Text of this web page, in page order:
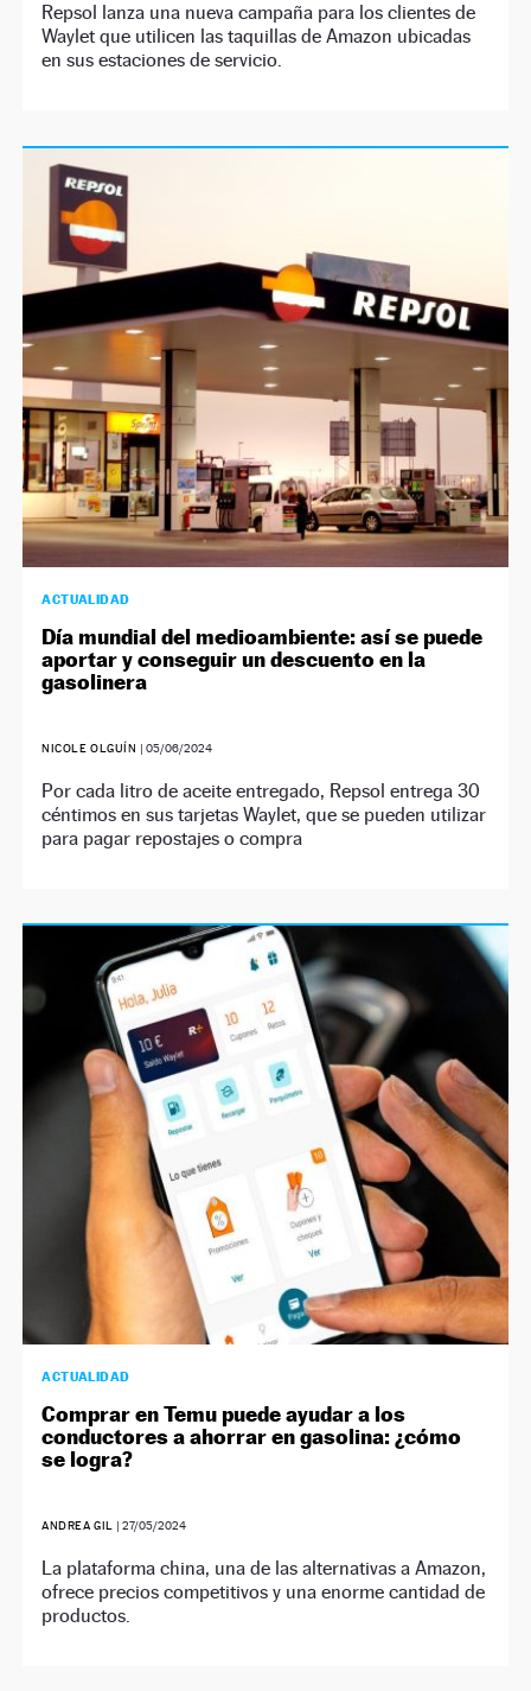
Repsol lanza una nueva campaña para los clientes de
Waylet que utilicen las taquillas de Amazon ubicadas
en sus estaciones de servicio.
ACTUALIDAD
Día mundial del medioambiente: así se puede
aportar y conseguir un descuento en la
gasolinera
NICOLE OLGUÍN | 05/06/2024
Por cada litro de aceite entregado, Repsol entrega 30
céntimos en sus tarjetas Waylet, que se pueden utilizar
para pagar repostajes o compra
ACTUALIDAD
Comprar en Temu puede ayudar a los
conductores a ahorrar en gasolina: ¿cómo
se logra?
ANDREA GIL | 27/05/2024
La plataforma china, una de las alternativas a Amazon,
ofrece precios competitivos y una enorme cantidad de
productos.